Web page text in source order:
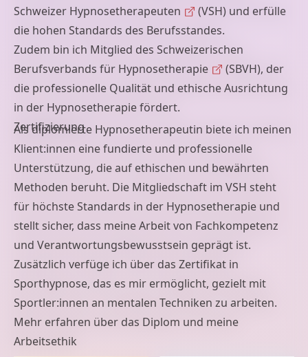
Schweizer Hypnosetherapeuten
(VSH) und erfülle
die hohen Standards des Berufsstandes.
Zudem bin ich Mitglied des Schweizerischen
Berufsverbands für Hypnosetherapie
(SBVH), der
die professionelle Qualität und ethische Ausrichtung
in der Hypnosetherapie fördert.
Zertifizierung
Als diplomierte Hypnosetherapeutin biete ich meinen
Klient:innen eine fundierte und professionelle
Unterstützung, die auf ethischen und bewährten
Methoden beruht. Die Mitgliedschaft im VSH steht
für höchste Standards in der Hypnosetherapie und
stellt sicher, dass meine Arbeit von Fachkompetenz
und Verantwortungsbewusstsein geprägt ist.
Zusätzlich verfüge ich über das Zertifikat in
Sporthypnose, das es mir ermöglicht, gezielt mit
Sportler:innen an mentalen Techniken zu arbeiten.
Mehr erfahren über das Diplom und meine
Arbeitsethik